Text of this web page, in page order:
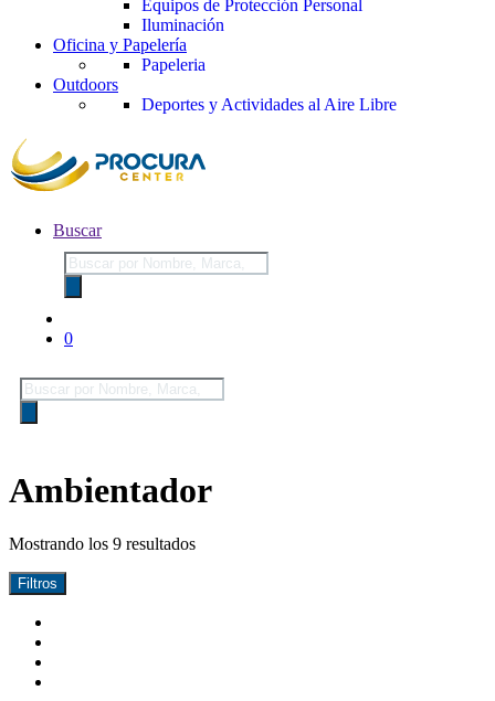
Equipos de Protección Personal
Iluminación
Oficina y Papelería
Papeleria
Outdoors
Deportes y Actividades al Aire Libre
Buscar
Búsqueda
de
productos
0
Búsqueda
de
productos
Ambientador
Mostrando los 9 resultados
Filtros